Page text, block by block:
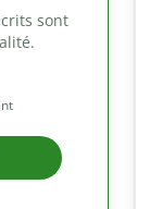
sont